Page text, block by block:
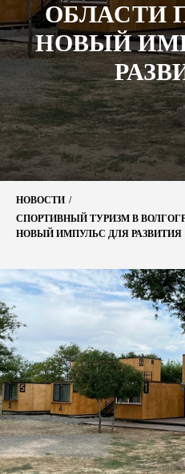
ОБЛАСТИ
НОВЫЙ
НОВОСТИ /
СПОРТИВНЫЙ ТУРИЗМ В
НОВЫЙ ИМПУЛЬС ДЛЯ РАЗВИТИЯ